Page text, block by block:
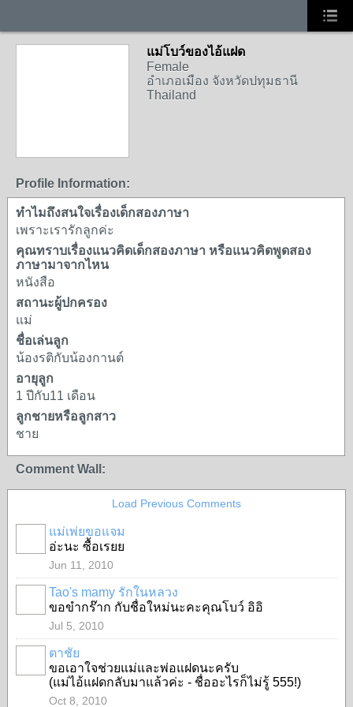
แม่โบว์ของไอ้แฝด
Female
อำเภอเมือง จังหวัดปทุมธานี
Thailand
Profile Information:
ทำไมถึงสนใจเรื่องเด็กสองภาษา
เพราะเรารักลูกค่ะ
คุณทราบเรื่องแนวคิดเด็กสองภาษา หรือแนวคิดพูดสอง
ภาษามาจากไหน
หนังสือ
สถานะผู้ปกครอง
แม่
ชื่อเล่นลูก
น้องรติกับน้องกานต์
อายุลูก
1 ปีกับ11 เดือน
ลูกชายหรือลูกสาว
ชาย
Comment Wall:
Load Previous Comments
แม่เพ่ยขอแจม
อ่ะนะ ซื้อเรยย
Jun 11, 2010
Tao's mamy รักในหลวง
ขอขำกร๊าก กับชื่อใหม่นะคะคุณโบว์ อิอิ
Jul 5, 2010
ตาชัย
ขอเอาใจช่วยแม่และพ่อแฝดนะครับ
(แม่ไอ้แฝดกลับมาแล้วค่ะ - ชื่ออะไรก็ไม่รู้ 555!)
Oct 8, 2010